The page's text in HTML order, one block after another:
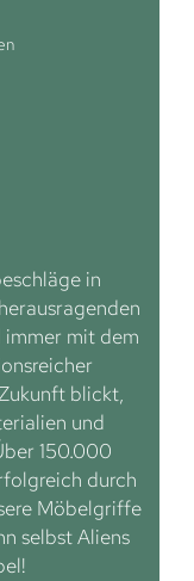
in
immer mit dem
blickt,
und
150.000
durch
Möbelgriffe
selbst Aliens